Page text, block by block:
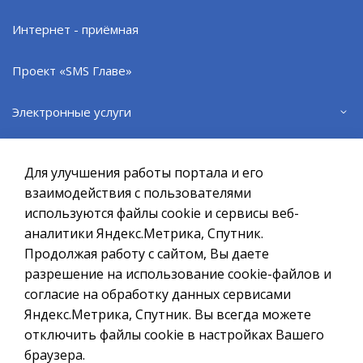
Интернет - приёмная
Проект «SMS Главе»
Электронные услуги
Правовые акты в сфере закупок
Административные регламенты
Противодействие коррупции
Исполнение Указов Президента РФ
Нормативные правовые акты (Электронный бюллетень
Постановление администрации № 806 от 14.08.2015.pdf
образования ЗАТО г.Североморск
При полном или частичном использовании материалов ссылка
на ресурс обязательна.
Если Вы обнаружили на странице ошибку, пожалуйста, выделите
курсором слово или фразу и нажмите сочетание клавиш
Ctrl+Enter
Политика в отношении обработки персональных данных
Создание сайта – Старт Икс
© 2010 - 2026
Для улучшения работы портала и его
взаимодействия с пользователями
используются файлы cookie и сервисы веб-
аналитики Яндекс.Метрика, Спутник.
Продолжая работу с сайтом, Вы даете
разрешение на использование cookie-файлов и
согласие на обработку данных сервисами
Яндекс.Метрика, Спутник. Вы всегда можете
отключить файлы cookie в настройках Вашего
браузера.